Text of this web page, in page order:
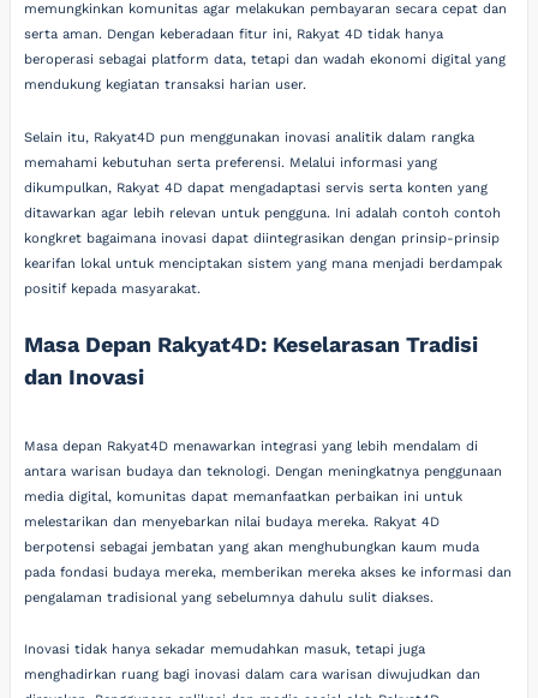
memungkinkan komunitas agar melakukan pembayaran secara cepat dan
serta aman. Dengan keberadaan fitur ini, Rakyat 4D tidak hanya
beroperasi sebagai platform data, tetapi dan wadah ekonomi digital yang
mendukung kegiatan transaksi harian user.
Selain itu, Rakyat4D pun menggunakan inovasi analitik dalam rangka
memahami kebutuhan serta preferensi. Melalui informasi yang
dikumpulkan, Rakyat 4D dapat mengadaptasi servis serta konten yang
ditawarkan agar lebih relevan untuk pengguna. Ini adalah contoh contoh
kongkret bagaimana inovasi dapat diintegrasikan dengan prinsip-prinsip
kearifan lokal untuk menciptakan sistem yang mana menjadi berdampak
positif kepada masyarakat.
Masa Depan Rakyat4D: Keselarasan Tradisi
dan Inovasi
Masa depan Rakyat4D menawarkan integrasi yang lebih mendalam di
antara warisan budaya dan teknologi. Dengan meningkatnya penggunaan
media digital, komunitas dapat memanfaatkan perbaikan ini untuk
melestarikan dan menyebarkan nilai budaya mereka. Rakyat 4D
berpotensi sebagai jembatan yang akan menghubungkan kaum muda
pada fondasi budaya mereka, memberikan mereka akses ke informasi dan
pengalaman tradisional yang sebelumnya dahulu sulit diakses.
Inovasi tidak hanya sekadar memudahkan masuk, tetapi juga
menghadirkan ruang bagi inovasi dalam cara warisan diwujudkan dan